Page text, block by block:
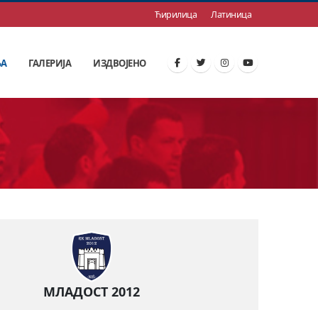
Ћирилица Латиница
ГАЛЕРИЈА ИЗДВОЈЕНО
МЛАДОСТ 2012